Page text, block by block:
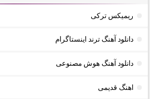
ریمیکس ترکی
دانلود آهنگ ترند اینستاگرام
دانلود آهنگ هوش مصنوعی
اهنگ قدیمی